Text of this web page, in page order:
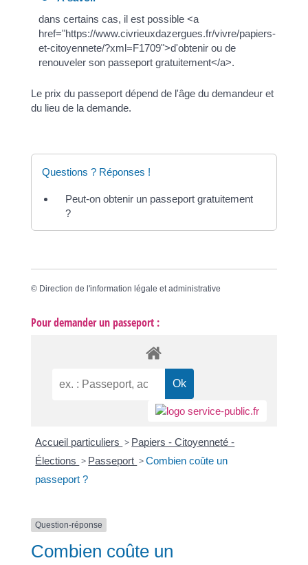
dans certains cas, il est possible <a
href="https://www.civrieuxdazergues.fr/vivre/papiers-
et-citoyennete/?xml=F1709">d'obtenir ou de
renouveler son passeport gratuitement</a>.
Le prix du passeport dépend de l'âge du demandeur et
du lieu de la demande.
Questions ? Réponses !
Peut-on obtenir un passeport gratuitement
?
© Direction de l'information légale et administrative
Pour demander un passeport :
Accueil particuliers > Papiers - Citoyenneté -
Élections > Passeport >Combien coûte un
passeport ?
Question-réponse
Combien coûte un